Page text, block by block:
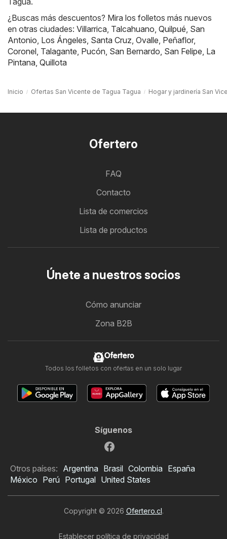
¿Buscas más descuentos? Mira los folletos más nuevos
en otras ciudades: Villarrica Talcahuano Quilpué San
Antonio Los Ángeles Santa Cruz Ovalle Peñaflor,
Coronel Talagante Pucón San Bernardo San Felipe La
Pintana Quillota
Inicio Ofertas San Vicente de Tagua Tagua Hogar y jardinería San
Ofertero
FAQ
Contacto
Lista de comercios
Lista de productos
Únete a nuestros socios
Cómo anunciar
Zona B2B
Ofertero
Todos los folletos con ofertas en un solo lugar
Síguenos
Otros países: Argentina Brasil Colombia España
México Perú Portugal United States
Copyright © 2026 Ofertero.cl.
Establecer política de privacidad